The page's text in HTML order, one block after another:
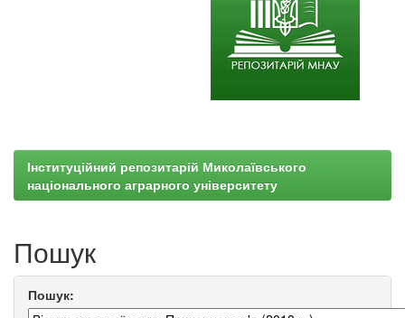
Інституційний репозитарій Миколаївського
національного аграрного університету
Пошук
Пошук: